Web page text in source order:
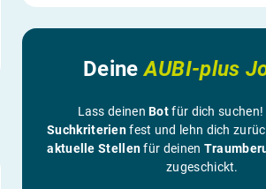
DeineAUBI-plus
Lass deinenBotfür dich suchen!
Suchkriterienfest und lehn dich
aktuelle Stellenfür deinen
zugeschickt.